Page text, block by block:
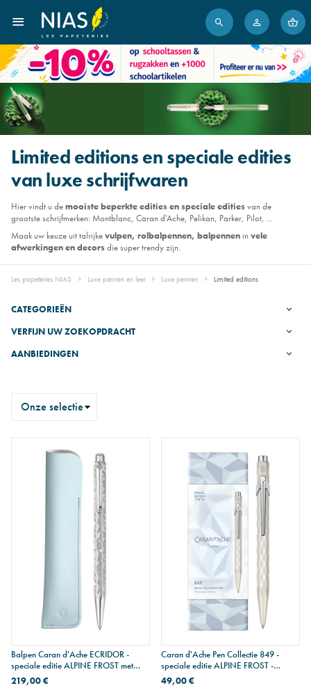
Limited editions en speciale edities
van luxe schrijfwaren
Hier vindt u demooiste beperkte edities en speciale editiesvan de
grootste schrijfmerken: Montblanc, Caran d'Ache, Pelikan, Parker, Pilot, ...
Maak uw keuze uit talrijkevulpen, rolbalpennen, balpenneninvele
afwerkingen en decorsdie super trendy zijn.
Les papeteries NIAS Luxe pennen en leer Luxe pennen Limited editions
CATEGORIEËN
VERFIJN UW ZOEKOPDRACHT
AANBIEDINGEN
Balpen Caran d'Ache ECRIDOR -
speciale editie ALPINE FROST met
lederen etui
219,00 €
Caran d'Ache Pen Collectie 849 -
speciale editie ALPINE FROST -
balpen - wit
49,00 €